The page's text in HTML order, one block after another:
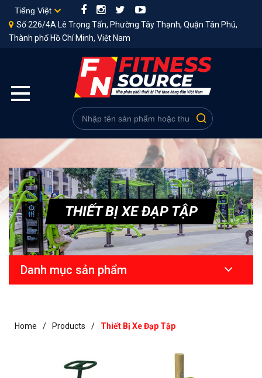
Số 226/4A Lê Trọng Tấn, Phường Tây Thạnh, Quận Tân Phú,
Thành phố Hồ Chí Minh, Việt Nam
THIẾT BỊ XE ĐẠP TẬP
Danh mục sản phẩm
Home Products Thiết Bị Xe Đạp Tập